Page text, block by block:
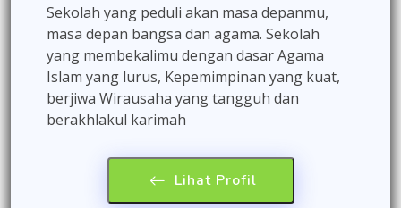
Sekolah yang peduli akan masa depanmu,
masa depan bangsa dan agama. Sekolah
yang membekalimu dengan dasar Agama
Islam yang lurus, Kepemimpinan yang kuat,
berjiwa Wirausaha yang tangguh dan
berakhlakul karimah
Lihat Profil